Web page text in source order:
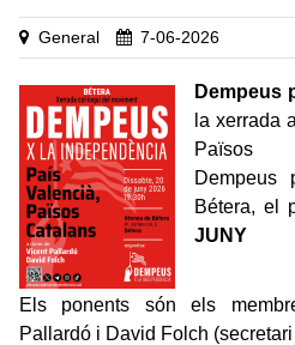
General 7-06-2026
Dempeus
la xerrada
Països
Dempeus
Bétera, el
JUNY
Els ponents són els
Pallardó i David Folch